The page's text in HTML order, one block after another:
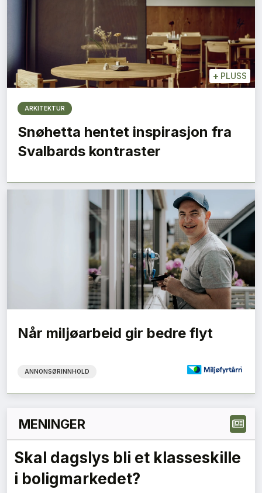
+ PLUSS
ARKITEKTUR
Snøhetta hentet inspirasjon fra
Svalbards kontraster
Når miljøarbeid gir bedre flyt
ANNONSØRINNHOLD
MENINGER
Grønne anskaffelser må gi
forutsigbare krav – en